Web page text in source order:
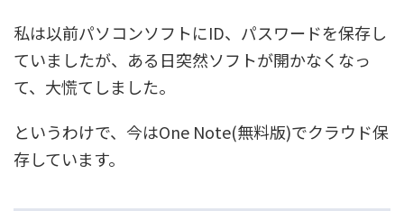
私は以前パソコンソフトにID、パスワードを保存し
ていましたが、ある日突然ソフトが開かなくなっ
て、大慌てしました。
というわけで、今はOne Note(無料版)でクラウド保
存しています。